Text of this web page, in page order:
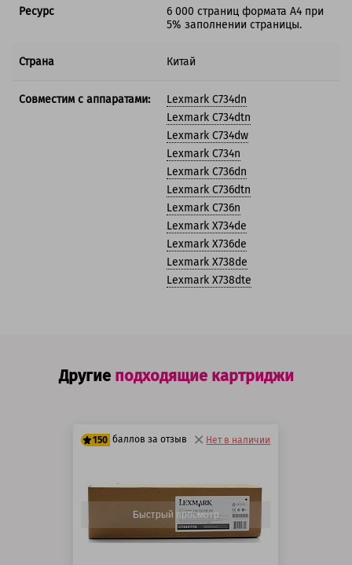
Ресурс
6 000 страниц формата А4 при
5% заполнении страницы.
Страна Китай
Совместим с аппаратами:
Lexmark C734dn
Lexmark C734dtn
Lexmark C734dw
Lexmark C734n
Lexmark C736dn
Lexmark C736dtn
Lexmark C736n
Lexmark X734de
Lexmark X736de
Lexmark X738de
Lexmark X738dte
Другие подходящие картриджи
150 баллов за отзыв
125 баллов
150 баллов
Нет в наличии
Быстрый просмотр